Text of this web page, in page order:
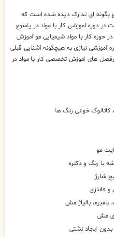
بگونه ای تدارک دیده شده است که
در دوره اموزشی کار با مواد در یاسوج
حوزه کار با مواد شیمیایی مو آموزش
آموزشی نیازی به هیچگونه آشنایی قبلی
های اموزش تخصصی کار با مواد در
خوانی رنگ ها
مو
با رنگ و دکلره
شارژ
و فانتزی
بالیاژ مش
مش
ایجاد نشتی